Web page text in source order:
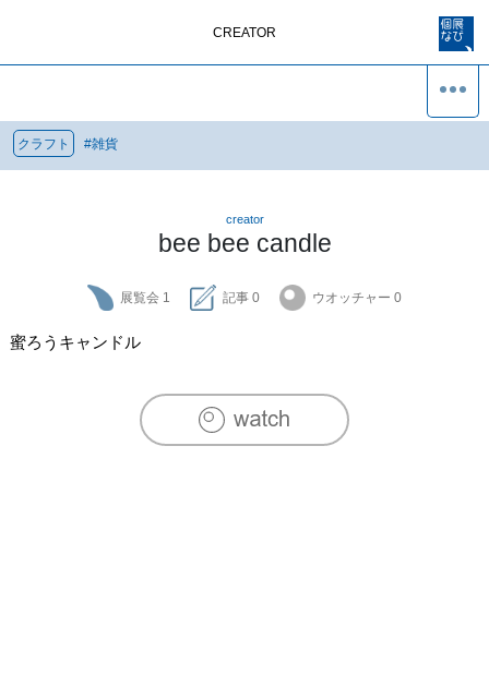
CREATOR
クラフト #雑貨
creator
bee bee candle
展覧会 1 記事 0 ウオッチャー 0
蜜ろうキャンドル